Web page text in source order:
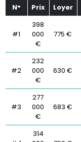
N° Prix Loyer
#1
398
000
€
775 €
#2
232
000
€
630 €
#3
277
000
€
683 €
314